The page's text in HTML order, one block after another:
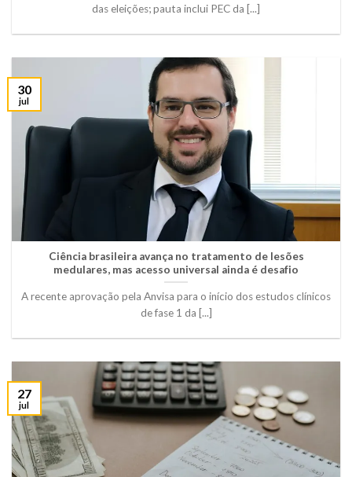
das eleições; pauta inclui PEC da [...]
Ciência brasileira avança no tratamento de lesões
medulares, mas acesso universal ainda é desafio
A recente aprovação pela Anvisa para o início dos estudos clínicos
de fase 1 da [...]
30
jul
27
jul